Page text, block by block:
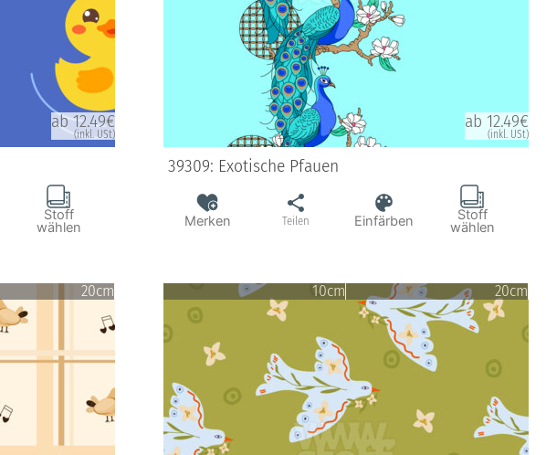
ab 12.49€
(inkl. USt)
Stoff
wählen
ab 12.49€
(inkl. USt)
39309: Exotische Pfauen
Merken Teilen Einfärben Stoff
wählen
20cm 10cm 20cm